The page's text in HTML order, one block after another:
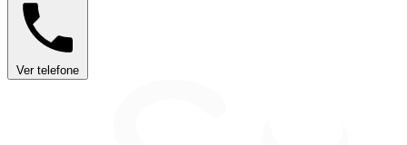
Ver telefone